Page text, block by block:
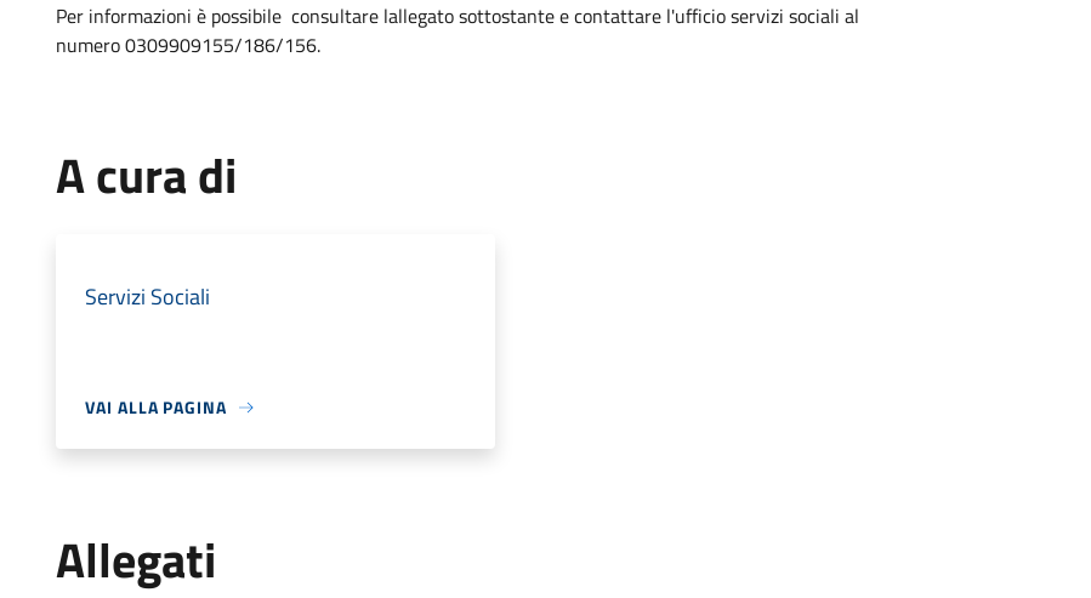
Per informazioni è possibile consultare lallegato sottostante e contattare l'ufficio servizi sociali al
numero 0309909155/186/156.
A cura di
Servizi Sociali
VAI ALLA PAGINA
Allegati